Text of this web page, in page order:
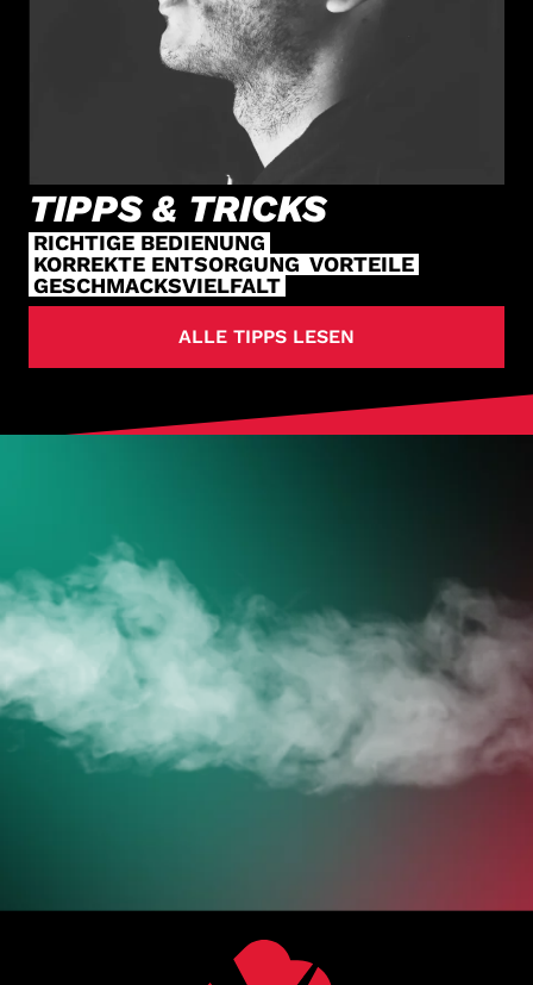
TIPPS & TRICKS
RICHTIGE BEDIENUNG
KORREKTE ENTSORGUNG VORTEILE
GESCHMACKSVIELFALT
ALLE TIPPS LESEN
DEINE VAPES
JETZT ZUM ONLINESHOP